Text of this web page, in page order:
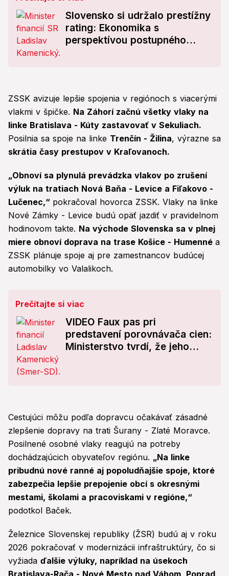
Slovensko si udržalo prestížny
rating: Ekonomika s
perspektívou postupného
ZSSK avizuje lepšie spojenia v regiónoch s viacerými
vlakmi v špičke. Na Záhorí začnú všetky vlaky na
linke Bratislava - Kúty zastavovať v Sekuliach.
Posilnia sa spoje na linke Trenčín - Žilina, výrazne sa
skrátia časy prestupov v Kraľovanoch.
„Obnoví sa plynulá prevádzka vlakov po zrušení
výluk na tratiach Nová Baňa - Levice a Fiľakovo -
Lučenec,“ pokračoval hovorca ZSSK. Vlaky na linke
Nové Zámky - Levice budú opäť jazdiť v pravidelnom
hodinovom takte. Na východe Slovenska sa v plnej
miere obnoví doprava na trase Košice - Humenné a
ZSSK plánuje spoje aj pre zamestnancov budúcej
automobilky vo Valalikoch.
Prečítajte si viac
VIDEO Faux pas pri
predstavení porovnávača cien:
Ministerstvo tvrdí, že jeho
Cestujúci môžu podľa dopravcu očakávať zásadné
zlepšenie dopravy na trati Šurany - Zlaté Moravce.
Posilnené osobné vlaky reagujú na potreby
dochádzajúcich obyvateľov regiónu. „Na linke
pribudnú nové ranné aj popoludňajšie spoje, ktoré
zabezpečia lepšie prepojenie obcí s okresnými
mestami, školami a pracoviskami v regióne,“
podotkol Baček.
Železnice Slovenskej republiky (ŽSR) budú aj v roku
2026 pokračovať v modernizácii infraštruktúry, čo si
vyžiada ďalšie výluky, napríklad na úsekoch